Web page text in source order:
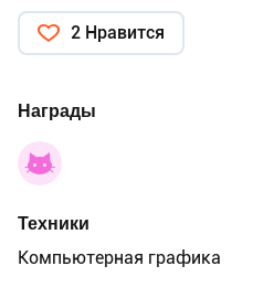
2 Нравится
Награды
Техники
Компьютерная графика